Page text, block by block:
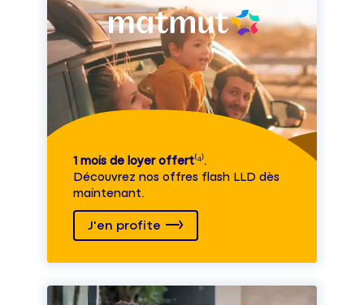
1 mois de loyer offert⁽⁴⁾.
Découvrez nos offres flash LLD dès
maintenant.
J'en profite